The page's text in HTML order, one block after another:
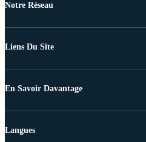
Notre Réseau
Liens Du Site
En Savoir Davantage
Langues